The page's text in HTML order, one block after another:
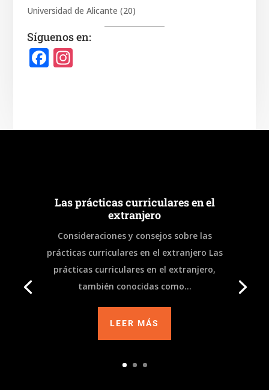
Universidad de Alicante (20)
Síguenos en:
F
b
k
In
a
Las prácticas curriculares en el
extranjero
Consideraciones y consejos sobre las
prácticas curriculares en el extranjero Las
prácticas curriculares en el extranjero,
también conocidas como...
LEER MÁS